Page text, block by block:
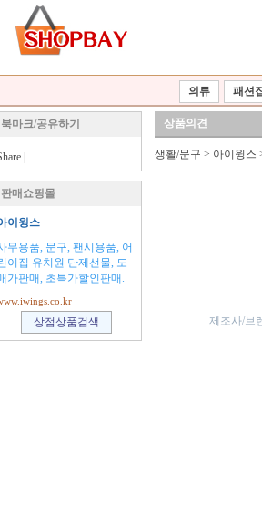
의류 패션
북마크/공유하기
판매쇼핑몰
이윙스
무용품, 문구, 팬시용품, 어
이집 유치원 단제선물, 도
가판매, 초특가할인판매.
상품의견
생활/문구 > 아이윙스
제조사/브